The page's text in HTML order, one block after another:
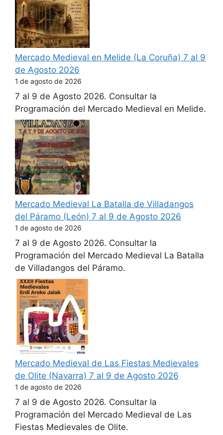
Mercado Medieval en Melide (La Coruña) 7 al 9
de Agosto 2026
1 de agosto de 2026
7 al 9 de Agosto 2026. Consultar la
Programación del Mercado Medieval en Melide.
Mercado Medieval La Batalla de Villadangos
del Páramo (León) 7 al 9 de Agosto 2026
1 de agosto de 2026
7 al 9 de Agosto 2026. Consultar la
Programación del Mercado Medieval La Batalla
de Villadangos del Páramo.
Mercado Medieval de Las Fiestas Medievales
de Olite (Navarra) 7 al 9 de Agosto 2026
1 de agosto de 2026
7 al 9 de Agosto 2026. Consultar la
Programación del Mercado Medieval de Las
Fiestas Medievales de Olite.